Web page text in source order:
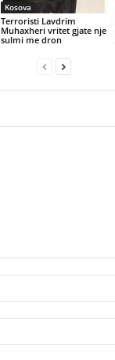
Kosova
Terroristi Lavdrim
Muhaxheri vritet gjate nje
sulmi me dron